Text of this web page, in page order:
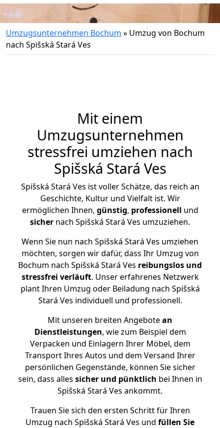
Umzugsunternehmen Bochum » Umzug von Bochum
nach Spišská Stará Ves
Mit einem
Umzugsunternehmen
stressfrei umziehen nach
Spišská Stará Ves
Spišská Stará Ves ist voller Schätze, das reich an
Geschichte, Kultur und Vielfalt ist. Wir
ermöglichen Ihnen, günstig, professionell und
sicher nach Spišská Stará Ves umzuziehen.
Wenn Sie nun nach Spišská Stará Ves umziehen
möchten, sorgen wir dafür, dass Ihr Umzug von
Bochum nach Spišská Stará Ves reibungslos und
stressfrei verläuft. Unser erfahrenes Netzwerk
plant Ihren Umzug oder Beiladung nach Spišská
Stará Ves individuell und professionell.
Mit unseren breiten Angebotean
Dienstleistungen, wie zum Beispiel dem
Verpacken und Einlagern Ihrer Möbel, dem
Transport Ihres Autos und dem Versand Ihrer
persönlichen Gegenstände, können Sie sicher
sein, dass alles sicher und pünktlich bei Ihnen in
Spišská Stará Ves ankommt.
Trauen Sie sich den ersten Schritt für Ihren
Umzug nach Spišská Stará Ves und füllen Sie